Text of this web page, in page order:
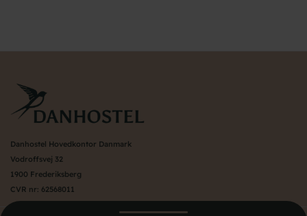
Danhostel Hovedkontor Danmark
Vodroffsvej 32
1900 Frederiksberg
CVR nr: 62568011